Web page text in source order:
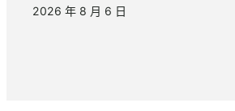
2026 年 8 月 6 日